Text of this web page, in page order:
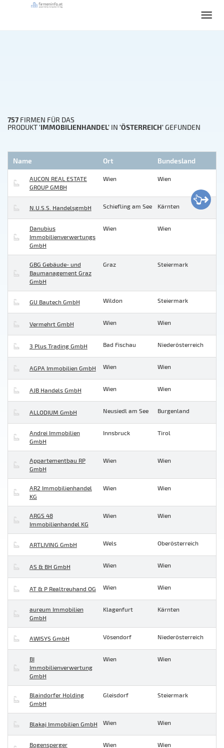
757 FIRMEN FÜR DAS
PRODUKT'IMMOBILIENHANDEL' IN 'ÖSTERREICH'GEFUNDEN
Name Ort Bundesland
AUCON REAL ESTATE
GROUP GMBH
Wien Wien
N.U.S.S. HandelsgmbH Schiefling am See Kärnten
Danubius
Immobilienverwertungs
GmbH
Wien Wien
GBG Gebäude- und
Baumanagement Graz
GmbH
Graz Steiermark
GU Bautech GmbH Wildon Steiermark
Vermehrt GmbH Wien Wien
3 Plus Trading GmbH Bad Fischau Niederösterreich
AGPA Immobilien GmbH Wien Wien
AJB Handels GmbH Wien Wien
ALLODIUM GmbH Neusiedl am See Burgenland
Andrei Immobilien
GmbH
Innsbruck Tirol
Appartementbau RP
GmbH
Wien Wien
AR2 Immobilienhandel
KG
Wien Wien
ARGS 48
Immobilienhandel KG
Wien Wien
ARTLIVING GmbH Wels Oberösterreich
AS & BH GmbH Wien Wien
AT & P Realtreuhand OG Wien Wien
aureum Immobilien
GmbH
Klagenfurt Kärnten
AWISYS GmbH Vösendorf Niederösterreich
BI
Immobilienverwertung
GmbH
Wien Wien
Blaindorfer Holding
GmbH
Gleisdorf Steiermark
Blakaj Immobilien GmbH Wien Wien
Bogensperger
Wien Wien